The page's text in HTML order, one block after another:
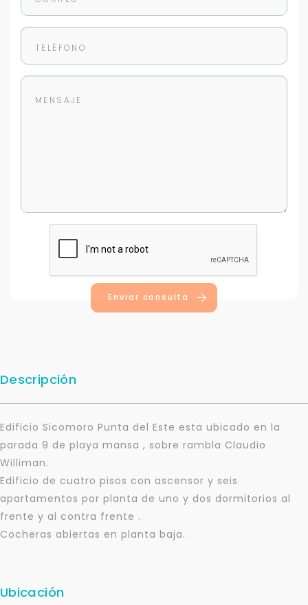
Enviar consulta
Descripción
Edificio Sicomoro Punta del Este esta ubicado en la
parada 9 de playa mansa , sobre rambla Claudio
Williman.
Edificio de cuatro pisos con ascensor y seis
apartamentos por planta de uno y dos dormitorios al
frente y al contra frente .
Cocheras abiertas en planta baja.
Ubicación